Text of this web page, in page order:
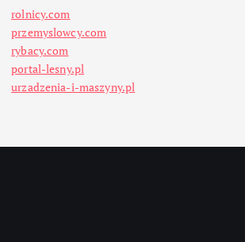
rolnicy.com
przemyslowcy.com
rybacy.com
portal-lesny.pl
urzadzenia-i-maszyny.pl